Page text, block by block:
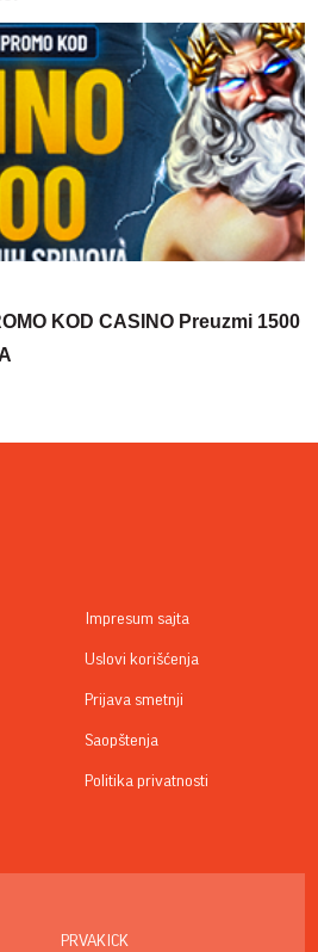
KOD CASINO Preuzmi 1500
Impresum sajta
Uslovi korišćenja
Prijava smetnji
Saopštenja
Politika privatnosti
PRVAKICK